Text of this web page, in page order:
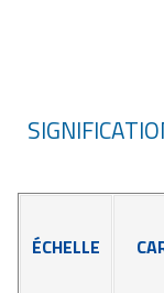
ÉCHELLE